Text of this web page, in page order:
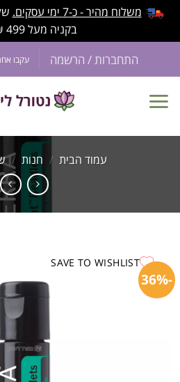
משלוח מהיר - כ-7 ימי עסקים.
בקניה מעל 499 ₪
התחברות / הרשמה עקבו
עמוד הבית / חנות /
SAVE TO WISHLIST
-36%